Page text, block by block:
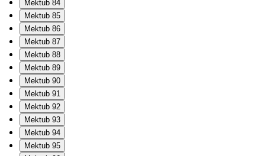
Mektub 84
Mektub 85
Mektub 86
Mektub 87
Mektub 88
Mektub 89
Mektub 90
Mektub 91
Mektub 92
Mektub 93
Mektub 94
Mektub 95